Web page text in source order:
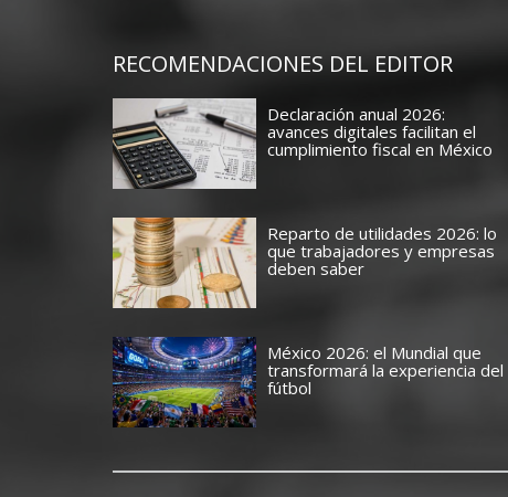
RECOMENDACIONES DEL EDITOR
Declaración anual 2026:
avances digitales facilitan el
cumplimiento fiscal en México
Reparto de utilidades 2026: lo
que trabajadores y empresas
deben saber
México 2026: el Mundial que
transformará la experiencia del
fútbol